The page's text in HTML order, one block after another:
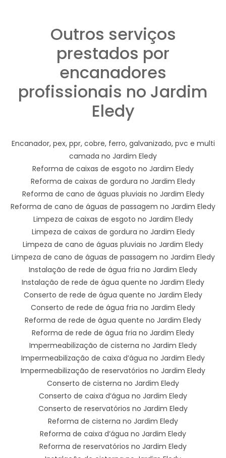
Outros serviços
prestados por
encanadores
profissionais no Jardim
Eledy
Encanador, pex, ppr, cobre, ferro, galvanizado, pvc e multi
camada no Jardim Eledy
Reforma de caixas de esgoto no Jardim Eledy
Reforma de caixas de gordura no Jardim Eledy
Reforma de cano de águas pluviais no Jardim Eledy
Reforma de cano de águas de passagem no Jardim Eledy
Limpeza de caixas de esgoto no Jardim Eledy
Limpeza de caixas de gordura no Jardim Eledy
Limpeza de cano de águas pluviais no Jardim Eledy
Limpeza de cano de águas de passagem no Jardim Eledy
Instalação de rede de água fria no Jardim Eledy
Instalação de rede de água quente no Jardim Eledy
Conserto de rede de água quente no Jardim Eledy
Conserto de rede de água fria no Jardim Eledy
Reforma de rede de água quente no Jardim Eledy
Reforma de rede de água fria no Jardim Eledy
Impermeabilização de cisterna no Jardim Eledy
Impermeabilização de caixa d’água no Jardim Eledy
Impermeabilização de reservatórios no Jardim Eledy
Conserto de cisterna no Jardim Eledy
Conserto de caixa d’água no Jardim Eledy
Conserto de reservatórios no Jardim Eledy
Reforma de cisterna no Jardim Eledy
Reforma de caixa d’água no Jardim Eledy
Reforma de reservatórios no Jardim Eledy